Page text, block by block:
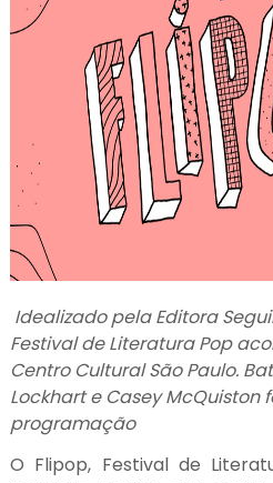
Idealizado pela Editora
Festival de Literatura Pop
Centro Cultural São Paulo.
Lockhart e Casey McQuiston
programação
O Flipop, Festival de